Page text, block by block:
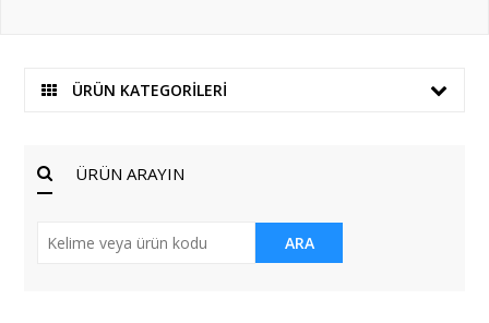
ÜRÜN KATEGORİLERİ
ÜRÜN ARAYIN
ARA